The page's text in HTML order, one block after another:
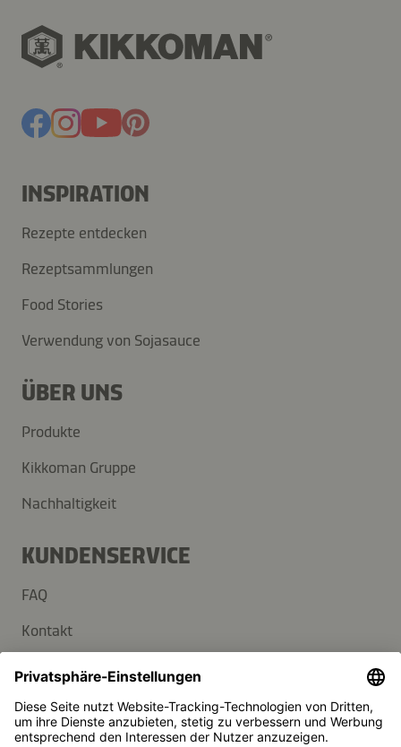
INSPIRATION
Rezepte entdecken
Rezeptsammlungen
Food Stories
Verwendung von Sojasauce
ÜBER UNS
Produkte
Kikkoman Gruppe
Nachhaltigkeit
KUNDENSERVICE
FAQ
Kontakt
Newsletter
Presse